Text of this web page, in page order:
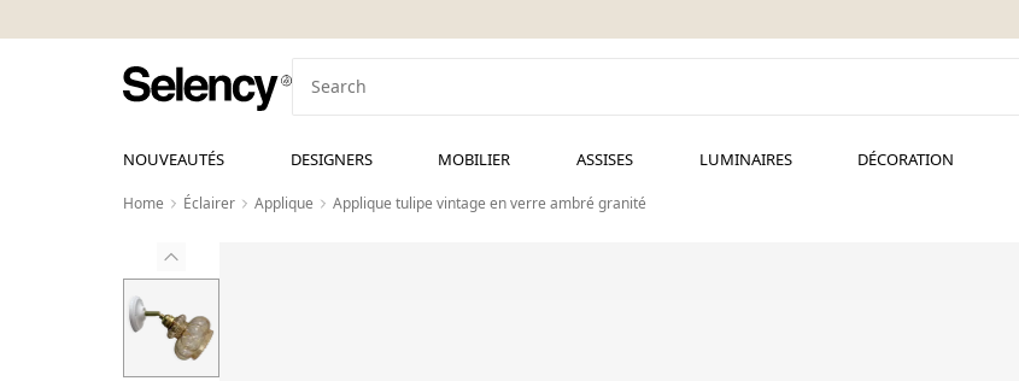
NOUVEAUTÉS DESIGNERS MOBILIER ASSISES LUMINAIRES DÉCORATION
Home Éclairer Applique Applique tulipe vintage en verre ambré granité